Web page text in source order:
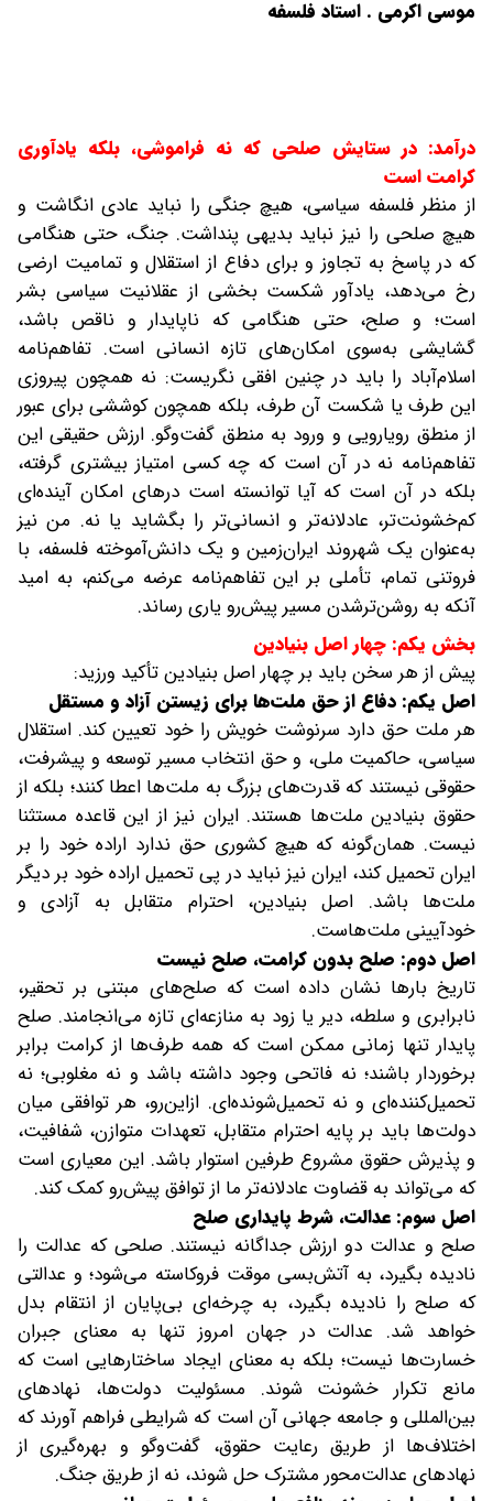
موسی اکرمی . استاد فلسفه
درآمد: در ستایش صلحی که نه فراموشی، بلکه یادآوری
کرامت است
از منظر فلسفه سیاسی، هیچ جنگی را نباید عادی انگاشت و
هیچ صلحی را نیز نباید بدیهی پنداشت. جنگ، حتی هنگامی
که در پاسخ به تجاوز و برای دفاع از استقلال و تمامیت ارضی
رخ می‌دهد، یادآور شکست بخشی از عقلانیت سیاسی بشر
است؛ و صلح، حتی هنگامی که ناپایدار و ناقص باشد،
گشایشی به‌سوی امکان‌های تازه انسانی است. تفاهم‌نامه
اسلام‌آباد را باید در چنین افقی نگریست: نه همچون پیروزی
این طرف یا شکست آن طرف، بلکه همچون کوششی برای عبور
از منطق رویارویی و ورود به منطق گفت‌وگو. ارزش حقیقی این
تفاهم‌نامه نه در آن است که چه کسی امتیاز بیشتری گرفته،
بلکه در آن است که آیا توانسته است درهای امکان آینده‌ای
کم‌خشونت‌تر، عادلانه‌تر و انسانی‌تر را بگشاید یا نه. من نیز
به‌عنوان یک شهروند ایران‌زمین و یک دانش‌آموخته فلسفه، با
فروتنی تمام، تأملی بر این تفاهم‌نامه عرضه می‌کنم، به امید
آنکه به روشن‌ترشدن مسیر پیش‌رو یاری رساند.
بخش یکم: چهار اصل بنیادین
پیش از هر سخن باید بر چهار اصل بنیادین تأکید ورزید:
اصل یکم: دفاع از حق ملت‌ها برای زیستن آزاد و مستقل
هر ملت حق دارد سرنوشت خویش را خود تعیین کند. استقلال
سیاسی، حاکمیت ملی، و حق انتخاب مسیر توسعه و پیشرفت،
حقوقی نیستند که قدرت‌های بزرگ به ملت‌ها اعطا کنند؛ بلکه از
حقوق بنیادین ملت‌ها هستند. ایران نیز از این قاعده مستثنا
نیست. همان‌گونه که هیچ کشوری حق ندارد اراده خود را بر
ایران تحمیل کند، ایران نیز نباید در پی تحمیل اراده خود بر دیگر
ملت‌ها باشد. اصل بنیادین، احترام متقابل به آزادی و
خودآیینی ملت‌هاست.
اصل دوم: صلح بدون کرامت، صلح نیست
تاریخ بارها نشان داده است که صلح‌های مبتنی بر تحقیر،
نابرابری و سلطه، دیر یا زود به منازعه‌ای تازه می‌انجامند. صلح
پایدار تنها زمانی ممکن است که همه طرف‌ها از کرامت برابر
برخوردار باشند؛ نه فاتحی وجود داشته باشد و نه مغلوبی؛ نه
تحمیل‌کننده‌ای و نه تحمیل‌شونده‌ای. ازاین‌رو، هر توافقی میان
دولت‌ها باید بر پایه احترام متقابل، تعهدات متوازن، شفافیت،
و پذیرش حقوق مشروع طرفین استوار باشد. این معیاری است
که می‌تواند به قضاوت عادلانه‌تر ما از توافق پیش‌رو کمک کند.
اصل سوم: عدالت، شرط پایداری صلح
صلح و عدالت دو ارزش جداگانه نیستند. صلحی که عدالت را
نادیده بگیرد، به آتش‌بسی موقت فروکاسته می‌شود؛ و عدالتی
که صلح را نادیده بگیرد، به چرخه‌ای بی‌پایان از انتقام بدل
خواهد شد. عدالت در جهان امروز تنها به معنای جبران
خسارت‌ها نیست؛ بلکه به معنای ایجاد ساختارهایی است که
مانع تکرار خشونت شوند. مسئولیت دولت‌ها، نهادهای
بین‌المللی و جامعه جهانی آن است که شرایطی فراهم آورند که
اختلاف‌ها از طریق رعایت حقوق، گفت‌وگو و بهره‌گیری از
نهادهای عدالت‌محور مشترک حل شوند، نه از طریق جنگ.